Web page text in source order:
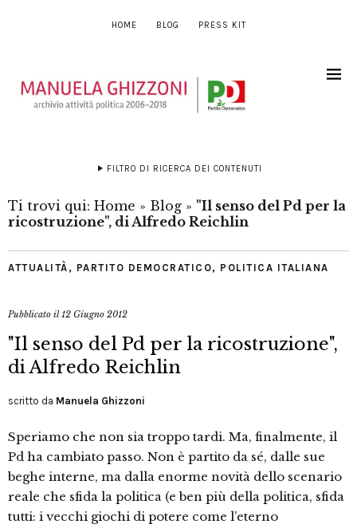
HOME BLOG PRESS KIT
FILTRO DI RICERCA DEI CONTENUTI
Ti trovi qui: Home » Blog » "Il senso del Pd per la
ricostruzione", di Alfredo Reichlin
ATTUALITÀ , PARTITO DEMOCRATICO, POLITICA ITALIANA
Pubblicato il12 Giugno 2012
"Il senso del Pd per la ricostruzione",
di Alfredo Reichlin
scritto da Manuela Ghizzoni
Speriamo che non sia troppo tardi. Ma, finalmente, il
Pd ha cambiato passo. Non è partito da sé, dalle sue
beghe interne, ma dalla enorme novità dello scenario
reale che sfida la politica (e ben più della politica, sfida
tutti: i vecchi giochi di potere come l’eterno